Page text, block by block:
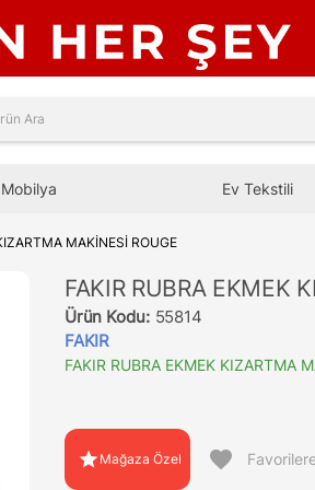
Mobilya Ev Tekstili
MAKİNESİ ROUGE
FAKIR RUBRA EKMEK
Ürün Kodu: 55814
FAKIR
FAKIR RUBRA EKMEK KIZARTMA
star Mağaza Özel favorite